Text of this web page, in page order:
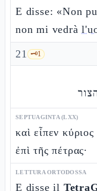
E disse: «Non
non mi vedrà
21 🗝️1
SEPTUAGINTA (LXX)
καὶ εἶπεν
ἐπὶ τῆς πέτρας·
LETTURA ORTODOSSA
E disse il